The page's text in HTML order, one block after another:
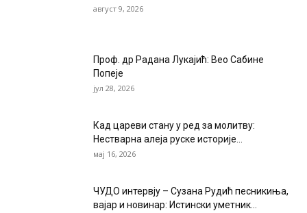
август 9, 2026
Проф. др Радана Лукајић: Вео Сабине
Попеје
јул 28, 2026
Кад цареви стану у ред за молитву:
Нестварна алеја руске историје...
мај 16, 2026
ЧУДО интервју – Сузана Рудић песникиња,
вајар и новинар: Истински уметник...